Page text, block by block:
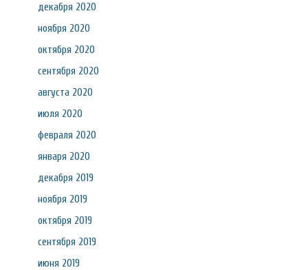
декабря 2020
ноября 2020
октября 2020
сентября 2020
августа 2020
июля 2020
февраля 2020
января 2020
декабря 2019
ноября 2019
октября 2019
сентября 2019
июня 2019